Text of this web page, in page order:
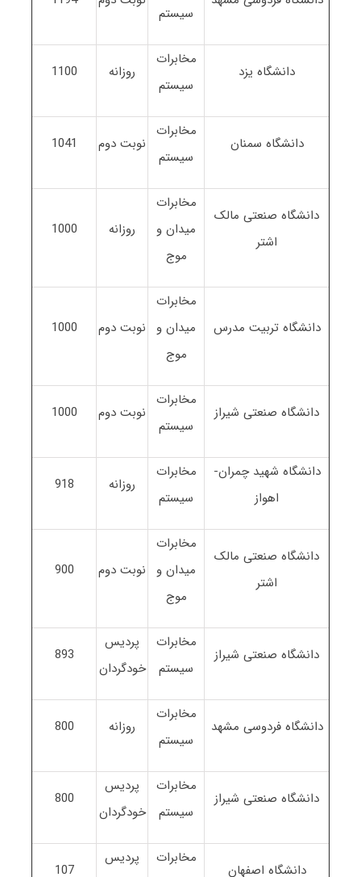
سیستم
دانشگاه یزد
مخابرات
سیستم
روزانه 1100
دانشگاه سمنان
مخابرات
سیستم
نوبت دوم 1041
دانشگاه صنعتی مالک
اشتر
مخابرات
میدان و
موج
روزانه 1000
دانشگاه تربیت مدرس
مخابرات
میدان و
موج
نوبت دوم 1000
دانشگاه صنعتی شیراز
مخابرات
سیستم
نوبت دوم 1000
دانشگاه شهید چمران-
اهواز
مخابرات
سیستم
روزانه 918
دانشگاه صنعتی مالک
اشتر
مخابرات
میدان و
موج
نوبت دوم 900
دانشگاه صنعتی شیراز
مخابرات
سیستم
پردیس
خودگردان
893
دانشگاه فردوسی مشهد
مخابرات
سیستم
روزانه 800
دانشگاه صنعتی شیراز
مخابرات
سیستم
پردیس
خودگردان
800
دانشگاه اصفهان
مخابرات
پردیس
107